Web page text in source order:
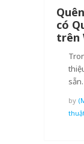
có
trên
by